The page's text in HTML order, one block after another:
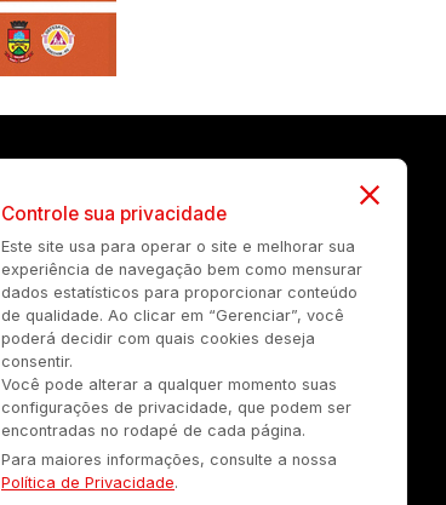
Controle sua privacidade
Este site usa para operar o site e melhorar sua
experiência de navegação bem como mensurar
dados estatísticos para proporcionar conteúdo
de qualidade. Ao clicar em “Gerenciar”, você
poderá decidir com quais cookies deseja
consentir.
Você pode alterar a qualquer momento suas
configurações de privacidade, que podem ser
encontradas no rodapé de cada página.
Para maiores informações, consulte a nossa
Política de Privacidade.